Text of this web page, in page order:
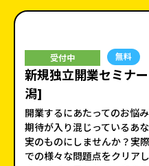
受付中 無料
新規独立開業セミナ
潟]
開業するにあたってのお悩
期待が入り混じっているあ
実のものにしませんか？実
での様々な問題点をクリア